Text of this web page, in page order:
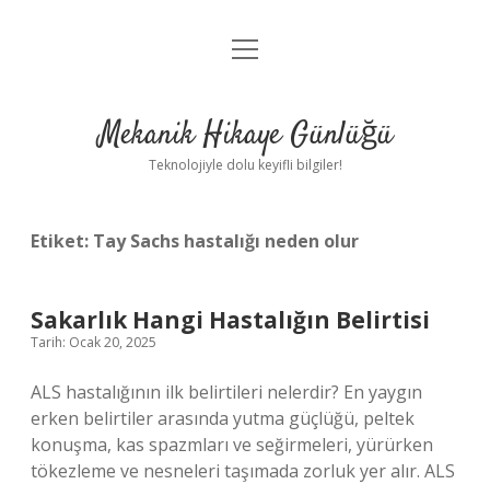
Anasayfa
Yasal Uyarı
menüyü
Mekanik Hikaye Günlüğü
Teknolojiyle dolu keyifli bilgiler!
Etiket: Tay Sachs hastalığı neden olur
Sakarlık Hangi Hastalığın Belirtisi
Tarih: Ocak 20, 2025
ALS hastalığının ilk belirtileri nelerdir? En yaygın
erken belirtiler arasında yutma güçlüğü, peltek
konuşma, kas spazmları ve seğirmeleri, yürürken
tökezleme ve nesneleri taşımada zorluk yer alır. ALS